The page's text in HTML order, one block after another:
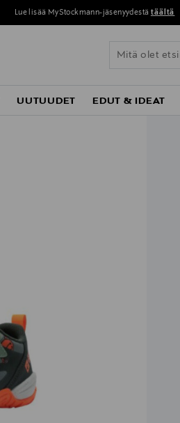
Lue lisää MyStockmann-jäsenyydestä täältä
UUTUUDET EDUT & IDEAT